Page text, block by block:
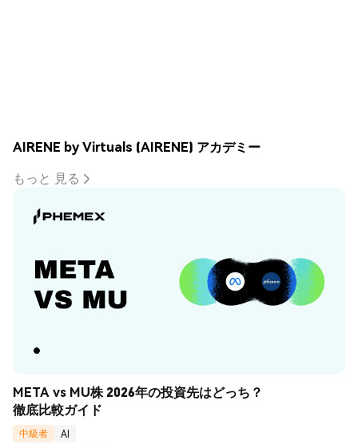
AIRENE by Virtuals (AIRENE) アカデミー
もっと 見る
META vs MU株 2026年の投資先はどっち？
徹底比較ガイド
中級者
AI